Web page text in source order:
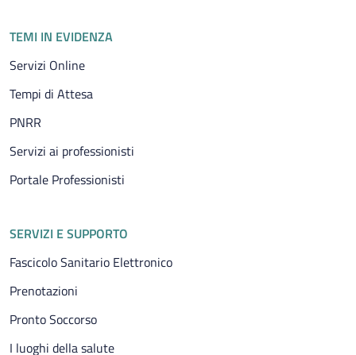
TEMI IN EVIDENZA
Servizi Online
Tempi di Attesa
PNRR
Servizi ai professionisti
Portale Professionisti
SERVIZI E SUPPORTO
Fascicolo Sanitario Elettronico
Prenotazioni
Pronto Soccorso
I luoghi della salute